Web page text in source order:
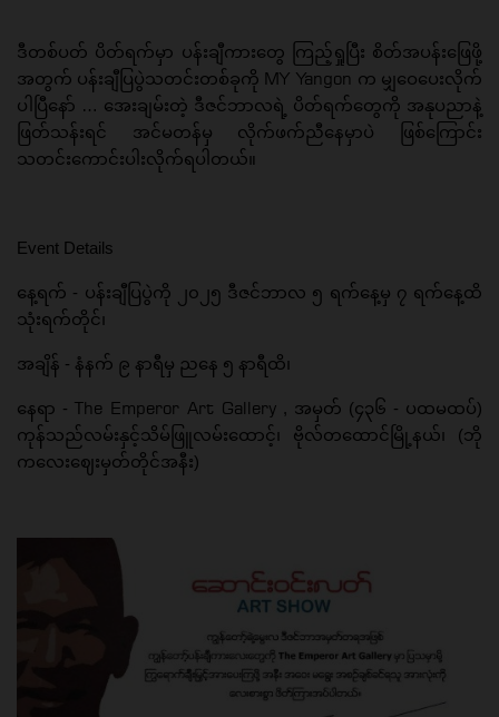
ဒီတစ်ပတ် ပိတ်ရက်မှာ ပန်းချီကားတွေ ကြည့်ရှုပြီး စိတ်အပန်းဖြေဖို့
အတွက် ပန်းချီပြပွဲသတင်းတစ်ခုကို MY Yangon က မျှဝေပေးလိုက်
ပါပြီနော် … အေးချမ်းတဲ့ ဒီဇင်ဘာလရဲ့ ပိတ်ရက်တွေကို အနုပညာနဲ့
ဖြတ်သန်းရင် အင်မတန်မှ လိုက်ဖက်ညီနေမှာပဲ ဖြစ်ကြောင်း
သတင်းကောင်းပါးလိုက်ရပါတယ်။
Event Details
နေ့ရက် - ပန်းချီပြပွဲကို ၂၀၂၅ ဒီဇင်ဘာလ ၅ ရက်နေ့မှ ၇ ရက်နေ့ထိ
သုံးရက်တိုင်၊
အချိန် - နံနက် ၉ နာရီမှ ညနေ ၅ နာရီထိ၊
နေရာ - The Emperor Art Gallery , အမှတ် (၄၃၆ - ပထမထပ်)
ကုန်သည်လမ်းနှင့်သိမ်ဖြူလမ်းထောင့်၊ ဗိုလ်တထောင်မြို့နယ်၊ (ဘို
ကလေးဈေးမှတ်တိုင်အနီး)